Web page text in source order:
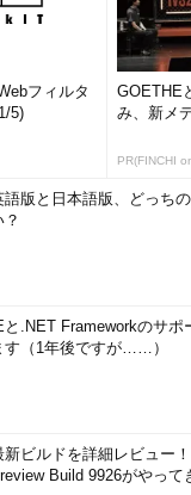
フィルタ
5)
GOETHE
み、新メ
PR(FINCHI
語版と日本語版、どっち
？
と.NET Frameworkのサポ
す（1年後ですが……）
新ビルドを詳細レビュー
Build 9926がやって